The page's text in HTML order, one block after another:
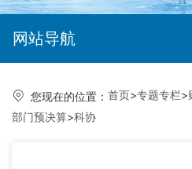
网站导航
您现在的位置： 首页>专题专栏>
部门预决算>科协